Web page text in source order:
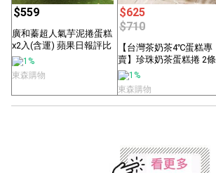
$559
廣和蓁超人氣芋泥捲蛋糕
x2入(含運) 蘋果日報評比
亞軍1%
東森購物
$625
$710
【台灣茶奶茶4℃蛋糕專
賣】珍珠奶茶蛋糕捲 2條
組 1%
東森購物